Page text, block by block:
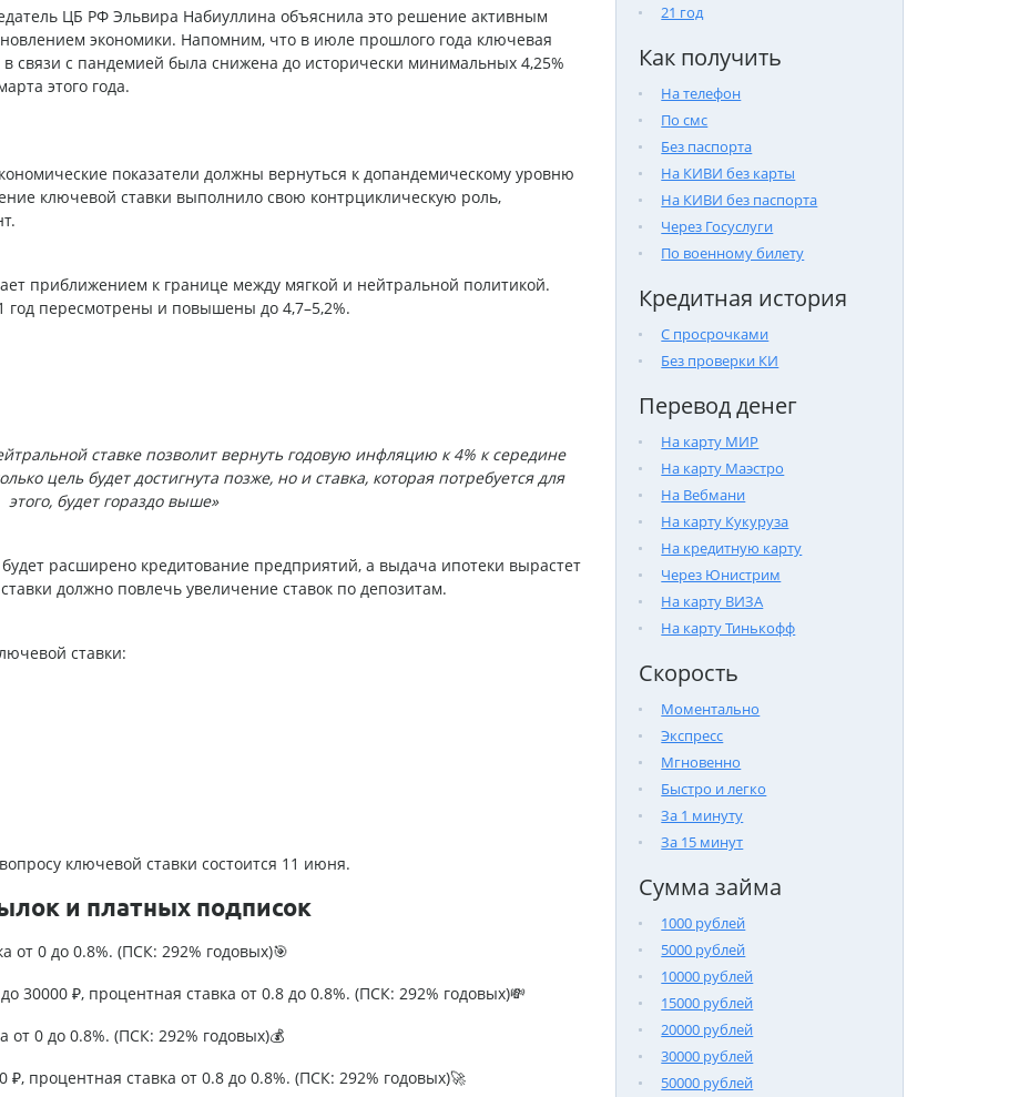
21 год
Как получить
На телефон
По смс
Без паспорта
На КИВИ без карты
На КИВИ без паспорта
Через Госуслуги
По военному билету
Кредитная история
С просрочками
Без проверки КИ
Перевод денег
На карту МИР
На карту Маэстро
На Вебмани
На карту Кукуруза
На кредитную карту
Через Юнистрим
На карту ВИЗА
На карту Тинькофф
Скорость
Моментально
Экспресс
Мгновенно
Быстро и легко
За 1 минуту
За 15 минут
Сумма займа
1000 рублей
5000 рублей
10000 рублей
15000 рублей
20000 рублей
30000 рублей
50000 рублей
ЦБ РФ Эльвира Набиуллина объяснила это решение активным
экономики. Напомним, что в июле прошлого года ключевая
в связи с пандемией была снижена до исторически минимальных 4,25%
этого года.
показатели должны вернуться к допандемическому уровню
ключевой ставки выполнило свою контрциклическую роль,
приближением к границе между мягкой и нейтральной политикой.
пересмотрены и повышены до 4,7–5,2%.
ставке позволит вернуть годовую инфляцию к 4% к середине
цель будет достигнута позже, но и ставка, которая потребуется для
этого, будет гораздо выше»
расширено кредитование предприятий, а выдача ипотеки вырастет
должно повлечь увеличение ставок по депозитам.
ставки:
ключевой ставки состоится 11 июня.
и платных подписок
от 0 до 0.8%. (ПСК: 292% годовых)🎯
30000 ₽, процентная ставка от 0.8 до 0.8%. (ПСК: 292% годовых)💸
от 0 до 0.8%. (ПСК: 292% годовых)💰
процентная ставка от 0.8 до 0.8%. (ПСК: 292% годовых)🚀